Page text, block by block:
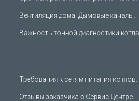
Вентиляция дома. Дымовые каналы.
Важность точной диагностики котла.
Требования к сетям питания котлов.
Отзывы заказчика о Сервис Центре.